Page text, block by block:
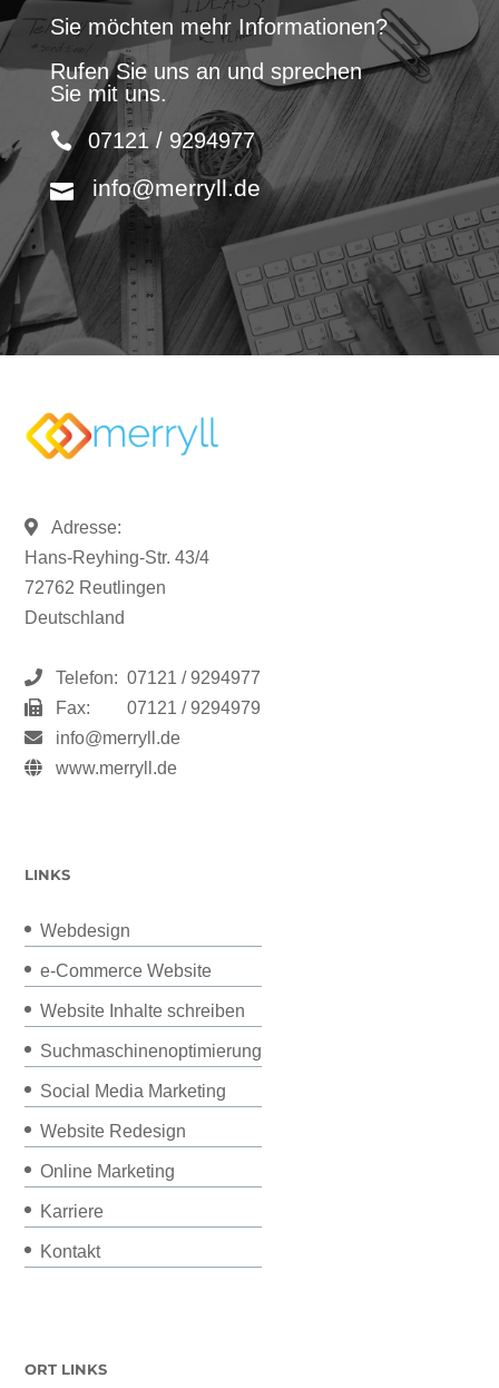
Sie möchten mehr Informationen?
Rufen Sie uns an und sprechen
Sie mit uns.
07121 / 9294977
info@merryll.de
Adresse:
Hans-Reyhing-Str. 43/4
72762 Reutlingen
Deutschland
Telefon: 07121 / 9294977
Fax:
07121 / 9294979
info@merryll.de
www.merryll.de
LINKS
Webdesign
e-Commerce Website
Website Inhalte schreiben
Suchmaschinenoptimierung
Social Media Marketing
Website Redesign
Online Marketing
Karriere
Kontakt
ORT LINKS